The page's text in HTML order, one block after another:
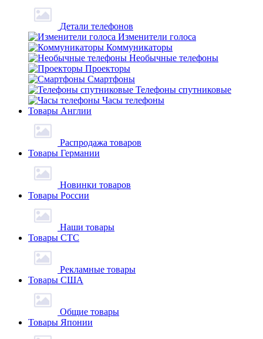
Детали телефонов
Изменители голоса
Коммуникаторы
Необычные телефоны
Проекторы
Смартфоны
Телефоны спутниковые
Часы телефоны
Товары Англии
Распродажа товаров
Товары Германии
Новинки товаров
Товары России
Наши товары
Товары СТС
Рекламные товары
Товары США
Общие товары
Товары Японии